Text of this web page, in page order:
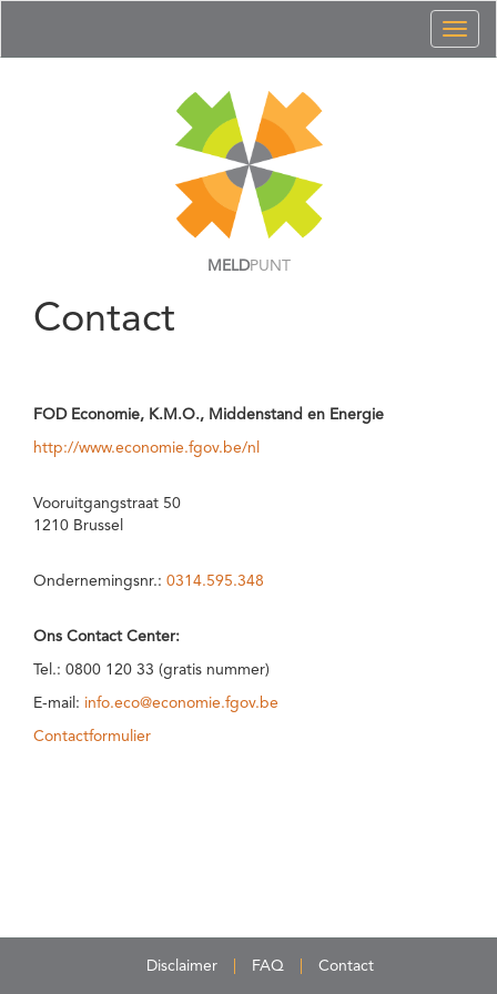
MELDPUNT
Contact
FOD Economie, K.M.O., Middenstand en Energie
http://www.economie.fgov.be/nl
Vooruitgangstraat 50
1210 Brussel
Ondernemingsnr.: 0314.595.348
Ons Contact Center:
Tel.: 0800 120 33 (gratis nummer)
E-mail: info.eco@economie.fgov.be
Contactformulier
Disclaimer FAQ Contact